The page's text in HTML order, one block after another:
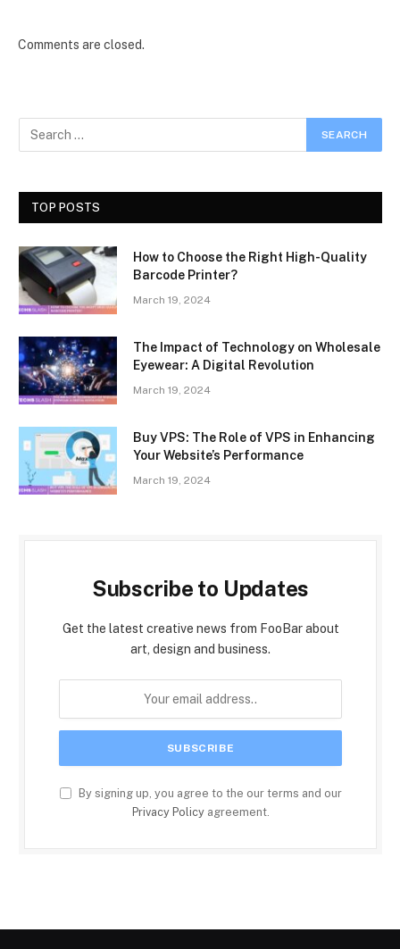
Comments are closed.
TOP POSTS
How to Choose the Right High-Quality
Barcode Printer?
March 19, 2024
The Impact of Technology on Wholesale
Eyewear: A Digital Revolution
March 19, 2024
Buy VPS: The Role of VPS in Enhancing
Your Website’s Performance
March 19, 2024
Subscribe to Updates
Get the latest creative news from FooBar about
art, design and business.
By signing up, you agree to the our terms and our
Privacy Policyagreement.